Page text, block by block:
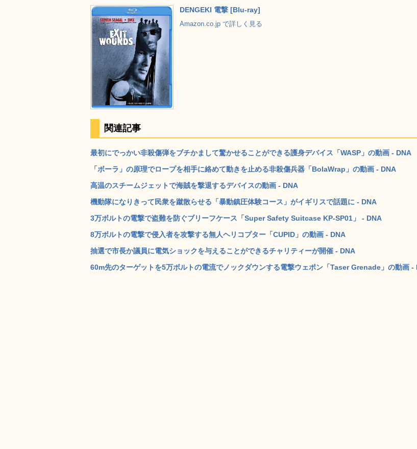
DENGEKI 電撃 [Blu-ray]
Amazon.co.jp で詳しく見る
関連記事
最初にでっかい非殺傷弾をブチかまして驚かせることができる護身デバイス「WASP」の動画 - DNA
「ボーラ」の原理でロープを相手に絡めて動きを止める非殺傷兵器「BolaWrap」の動画 - DNA
高温のスチームジェットで海賊を撃退するデバイスの動画 - DNA
機動隊になりきって民衆を蹴散らせる「暴動鎮圧体験コース」がイギリスで話題に - DNA
3万ボルトの電撃で盗難を防ぐブリーフケース「Super Safety Suitcase KP-SP01」 - DNA
8万ボルトの電撃で侵入者を攻撃する無人ヘリコプター「CUPID」の動画 - DNA
抽選で市長か議員に電気ショックを与えることができるチャリティーが開催 - DNA
60m先のターゲットを5万ボルトの電流でノックダウンする電撃ウェポン「Taser Grenade」の動画 -